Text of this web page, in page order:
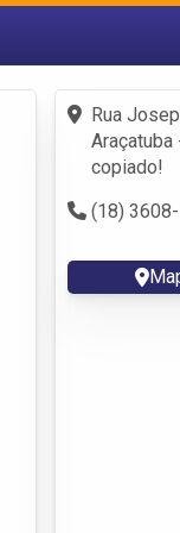
Fazer
Criar conta
Rua
copiado!
(18)